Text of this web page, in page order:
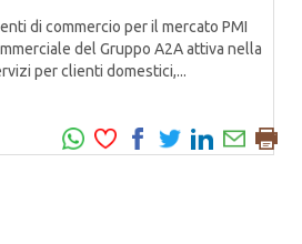
di commercio per il mercato PMI
del Gruppo A2A attiva nella
per clienti domestici,...